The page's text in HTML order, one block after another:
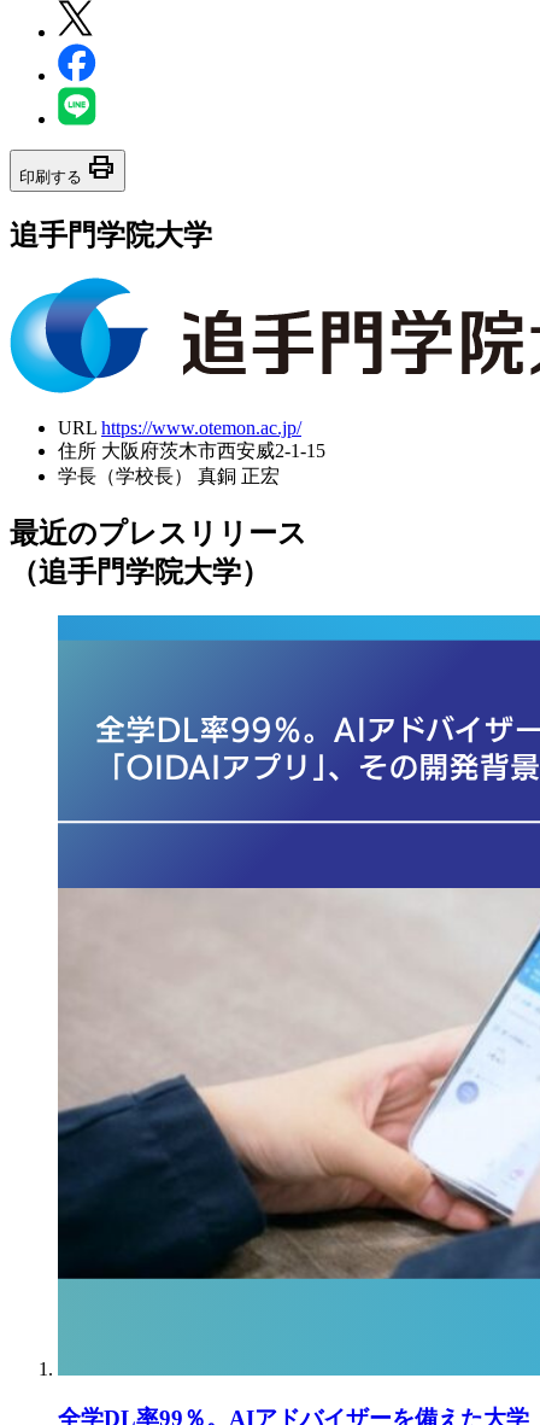
印刷する print
追手門学院大学
URL https://www.otemon.ac.jp/
住所 大阪府茨木市西安威2-1-15
学長（学校長）
真銅 正宏
最近のプレスリリース
（追手門学院大学）
全学DL率99％。AIアドバイザーを備えた大学